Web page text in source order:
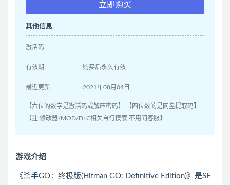
立即购买
其他信息
激活码
有效期 购买后永久有效
最近更新 2021年08月04日
【六位的数字是激活码或解压密码】 【四位数的是网盘提取码】
【注:修改器/MOD/DLC相关自行摸索,不用问客服】
游戏介绍
《杀手GO：终极版(Hitman GO: Definitive Edition)》是SE